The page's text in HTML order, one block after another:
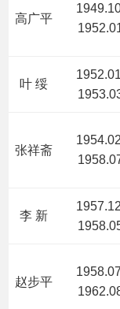
高广平
叶 绥
张祥斋
李 新
赵步平